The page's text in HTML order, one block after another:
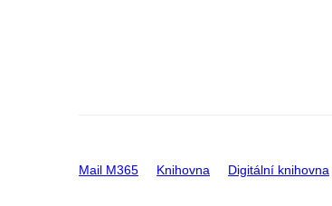
Mail M365 Knihovna Digitální knihovna